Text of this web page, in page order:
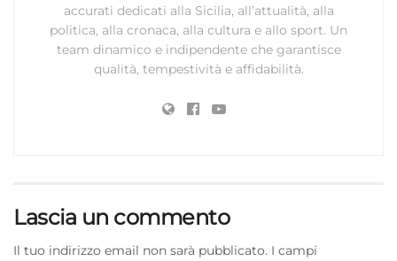
accurati dedicati alla Sicilia, all’attualità, alla
politica, alla cronaca, alla cultura e allo sport. Un
team dinamico e indipendente che garantisce
qualità, tempestività e affidabilità.
Lascia un commento
Il tuo indirizzo email non sarà pubblicato. I campi